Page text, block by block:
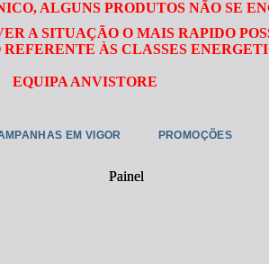
ALGUNS PRODUTOS NÃO SE
A SITUAÇÃO O MAIS RAPIDO
ÀS CLASSES
EQUIPA ANVISTORE
EM VIGOR PROMOÇÕES